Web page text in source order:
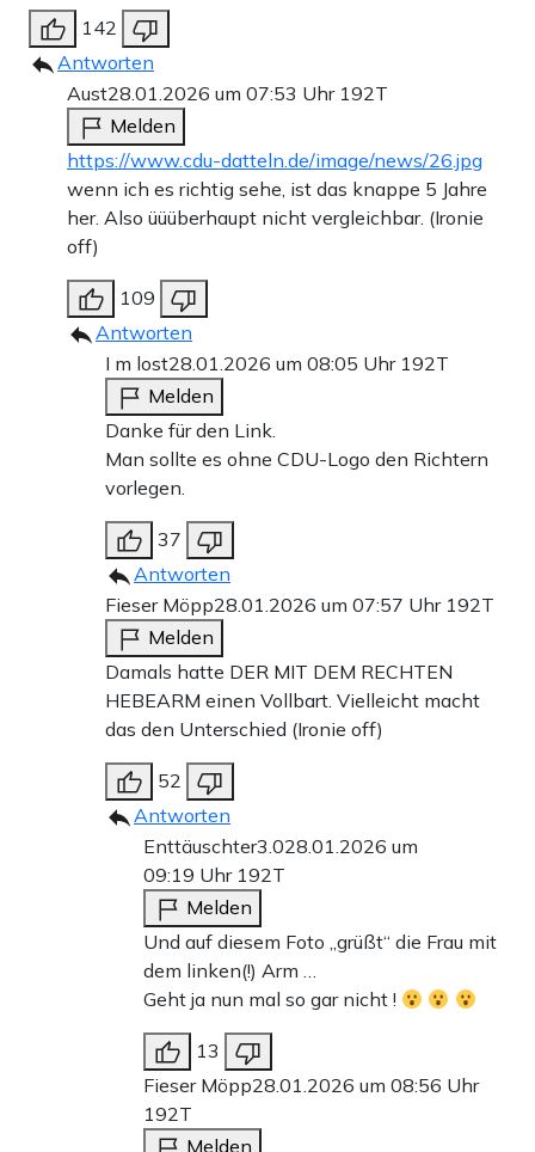
142
Antworten
Aust28.01.2026 um 07:53 Uhr 192T
Melden
https://www.cdu-datteln.de/image/news/26.jpg
wenn ich es richtig sehe, ist das knappe 5 Jahre
her. Also üüüberhaupt nicht vergleichbar. (Ironie
off)
109
Antworten
I m lost28.01.2026 um 08:05 Uhr 192T
Melden
Danke für den Link.
Man sollte es ohne CDU-Logo den Richtern
vorlegen.
37
Antworten
Fieser Möpp28.01.2026 um 07:57 Uhr 192T
Melden
Damals hatte DER MIT DEM RECHTEN
HEBEARM einen Vollbart. Vielleicht macht
das den Unterschied (Ironie off)
52
Antworten
Enttäuschter3.028.01.2026 um
09:19 Uhr 192T
Melden
Und auf diesem Foto „grüßt“ die Frau mit
dem linken(!) Arm …
Geht ja nun mal so gar nicht !
13
Fieser Möpp28.01.2026 um 08:56 Uhr
192T
Melden